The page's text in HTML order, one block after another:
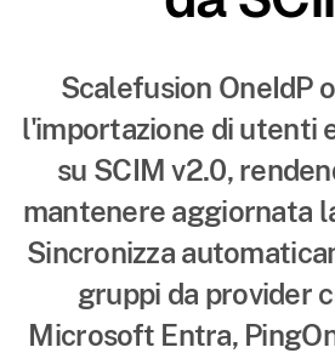
Scalefusion OneIdP
l'importazione di utenti
su SCIM v2.0,
mantenere aggiornata
Sincronizza
gruppi da provider
Microsoft Entra,